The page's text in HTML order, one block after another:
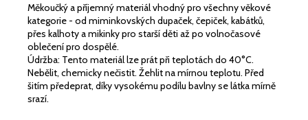
Měkoučký a příjemný materiál vhodný pro všechny věkové
kategorie - od miminkovských dupaček, čepiček, kabátků,
přes kalhoty a mikinky pro starší děti až po volnočasové
oblečení pro dospělé.
Údržba: Tento materiál lze prát při teplotách do 40°C.
Nebělit, chemicky nečistit. Žehlit na mírnou teplotu. Před
šitím předeprat, díky vysokému podílu bavlny se látka mírně
srazí.
VISKÓZOVÝ
ÚPLET
DIGITÁLNÍ
TISK
LEKNÍNY
A
LILIE
NA
BÍLÉ